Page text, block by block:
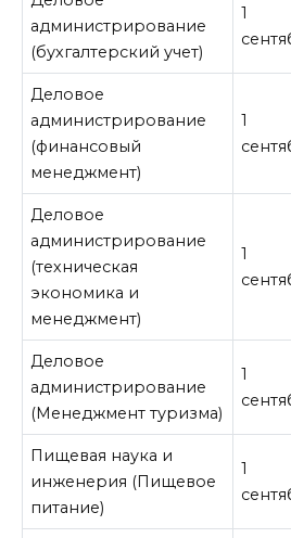
администрирование
(бухгалтерский учет)
1
Деловое
администрирование
(финансовый
менеджмент)
1
Деловое
администрирование
(техническая
экономика и
менеджмент)
1
Деловое
администрирование
(Менеджмент туризма)
1
Пищевая наука и
инженерия (Пищевое
питание)
1